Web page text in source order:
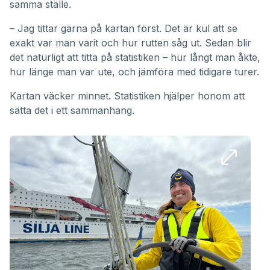
samma ställe.
– Jag tittar gärna på kartan först. Det är kul att se
exakt var man varit och hur rutten såg ut. Sedan blir
det naturligt att titta på statistiken – hur långt man åkte,
hur länge man var ute, och jämföra med tidigare turer.
Kartan väcker minnet. Statistiken hjälper honom att
sätta det i ett sammanhang.